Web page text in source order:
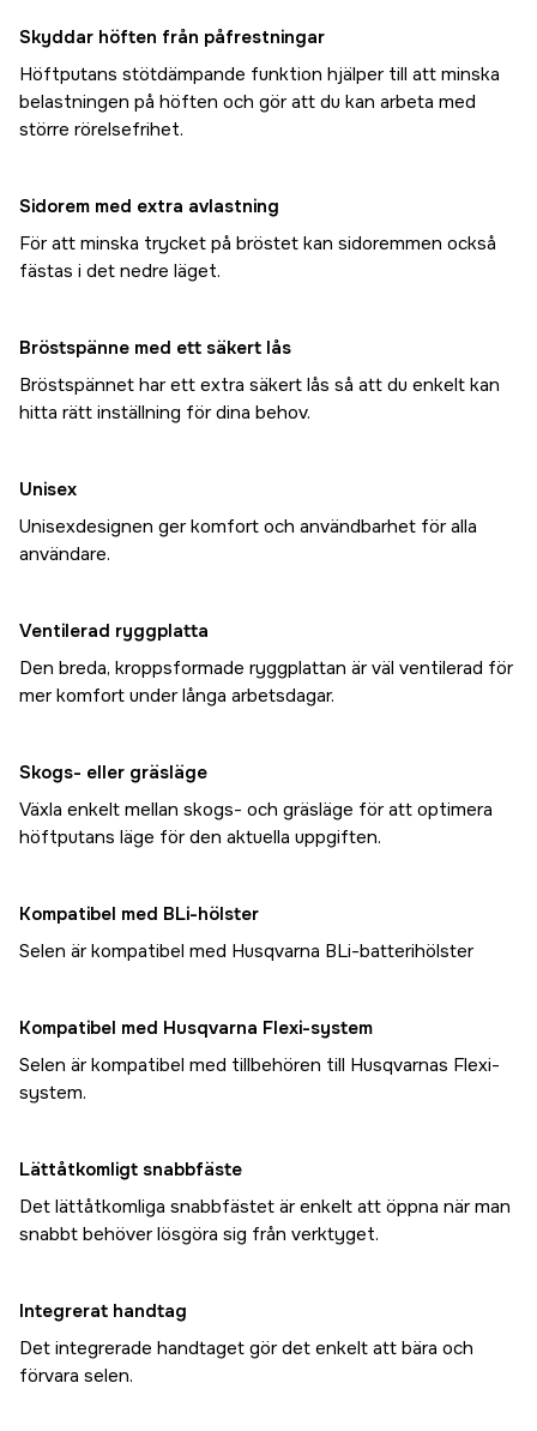
Skyddar höften från påfrestningar
Höftputans stötdämpande funktion hjälper till att minska
belastningen på höften och gör att du kan arbeta med
större rörelsefrihet.
Sidorem med extra avlastning
För att minska trycket på bröstet kan sidoremmen också
fästas i det nedre läget.
Bröstspänne med ett säkert lås
Bröstspännet har ett extra säkert lås så att du enkelt kan
hitta rätt inställning för dina behov.
Unisex
Unisexdesignen ger komfort och användbarhet för alla
användare.
Ventilerad ryggplatta
Den breda, kroppsformade ryggplattan är väl ventilerad för
mer komfort under långa arbetsdagar.
Skogs- eller gräsläge
Växla enkelt mellan skogs- och gräsläge för att optimera
höftputans läge för den aktuella uppgiften.
Kompatibel med BLi-hölster
Selen är kompatibel med Husqvarna BLi-batterihölster
Kompatibel med Husqvarna Flexi-system
Selen är kompatibel med tillbehören till Husqvarnas Flexi-
system.
Lättåtkomligt snabbfäste
Det lättåtkomliga snabbfästet är enkelt att öppna när man
snabbt behöver lösgöra sig från verktyget.
Integrerat handtag
Det integrerade handtaget gör det enkelt att bära och
förvara selen.